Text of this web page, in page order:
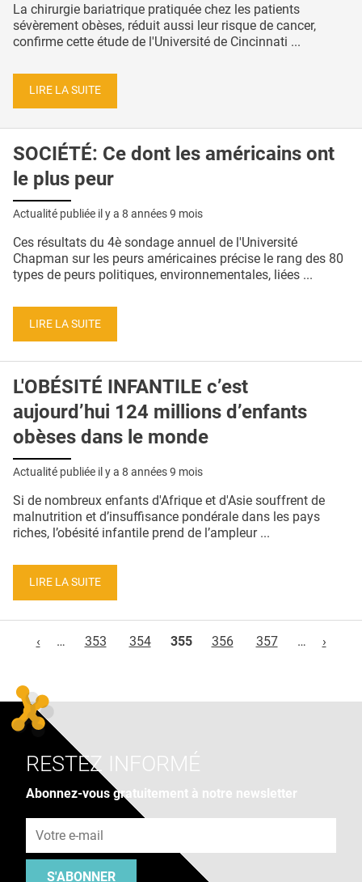
La chirurgie bariatrique pratiquée chez les patients
sévèrement obèses, réduit aussi leur risque de cancer,
confirme cette étude de l'Université de Cincinnati ...
LIRE LA SUITE
SOCIÉTÉ: Ce dont les américains ont
le plus peur
Actualité publiée il y a 8 années 9 mois
Ces résultats du 4è sondage annuel de l'Université
Chapman sur les peurs américaines précise le rang des 80
types de peurs politiques, environnementales, liées ...
LIRE LA SUITE
L'OBÉSITÉ INFANTILE c’est
aujourd’hui 124 millions d’enfants
obèses dans le monde
Actualité publiée il y a 8 années 9 mois
Si de nombreux enfants d'Afrique et d'Asie souffrent de
malnutrition et d’insuffisance pondérale dans les pays
riches, l’obésité infantile prend de l’ampleur ...
LIRE LA SUITE
‹
… 353 354 355 356 357 … ›
RESTEZ INFORMÉ
Abonnez-vous gratuitement à notre newsletter
S'ABONNER